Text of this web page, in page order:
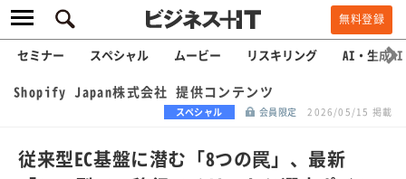
無料登録
セミナー スペシャル ムービー リスキリング AI・生成AI
Shopify Japan株式会社 提供コンテンツ
スペシャル 会員限定 2026/05/15 掲載
従来型EC基盤に潜む「8つの罠」、最新